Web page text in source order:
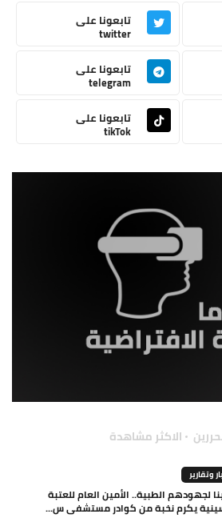
تابعونا على
twitter
تابعونا على
telegram
تابعونا على
tikTok
الاكثر مشاهدة
وتقارير
لجهودهم الطبية.. الأمين العام للعتبة
يكرم نخبة من كوادر مستشفى س...